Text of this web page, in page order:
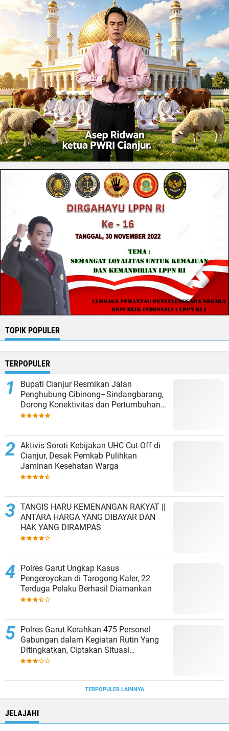
TOPIK POPULER
TERPOPULER
Bupati Cianjur Resmikan Jalan
Penghubung Cibinong–Sindangbarang,
Dorong Konektivitas dan Pertumbuhan
Ekonomi Cianjur Selatan
Aktivis Soroti Kebijakan UHC Cut-Off di
Cianjur, Desak Pemkab Pulihkan
Jaminan Kesehatan Warga
TANGIS HARU KEMENANGAN RAKYAT ||
ANTARA HARGA YANG DIBAYAR DAN
HAK YANG DIRAMPAS
Polres Garut Ungkap Kasus
Pengeroyokan di Tarogong Kaler, 22
Terduga Pelaku Berhasil Diamankan
Polres Garut Kerahkan 475 Personel
Gabungan dalam Kegiatan Rutin Yang
Ditingkatkan, Ciptakan Situasi
Kamtibmas Tetap Aman dan Kondusif
TERPOPULER LAINNYA
JELAJAHI